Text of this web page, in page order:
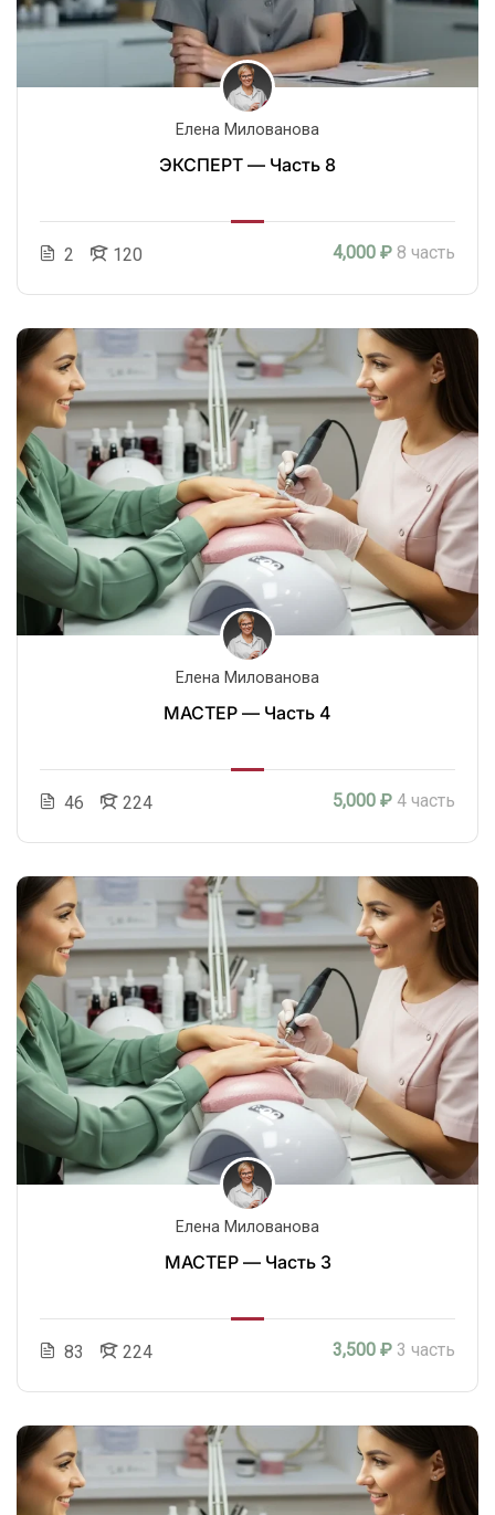
Елена Милованова
ЭКСПЕРТ — Часть 8
2 120 4,000 ₽ 8 часть
Елена Милованова
МАСТЕР — Часть 4
46 224 5,000 ₽ 4 часть
Елена Милованова
МАСТЕР — Часть 3
83 224 3,500 ₽ 3 часть